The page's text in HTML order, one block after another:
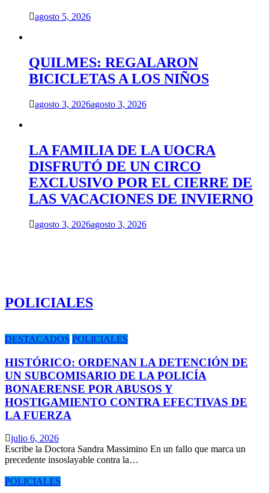
agosto 5, 2026
QUILMES: REGALARON
BICICLETAS A LOS NIÑOS
agosto 3, 2026agosto 3, 2026
LA FAMILIA DE LA UOCRA
DISFRUTÓ DE UN CIRCO
EXCLUSIVO POR EL CIERRE DE
LAS VACACIONES DE INVIERNO
agosto 3, 2026agosto 3, 2026
POLICIALES
DESTACADOS POLICIALES
HISTÓRICO: ORDENAN LA DETENCIÓN DE
UN SUBCOMISARIO DE LA POLICÍA
BONAERENSE POR ABUSOS Y
HOSTIGAMIENTO CONTRA EFECTIVAS DE
LA FUERZA
julio 6, 2026
Escribe la Doctora Sandra Massimino En un fallo que marca un
precedente insoslayable contra la…
POLICIALES